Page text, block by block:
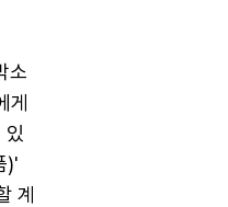
소
게
)'
계